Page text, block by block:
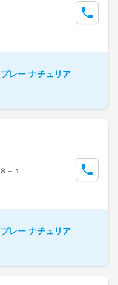
レー ナチュリア
－１
レー ナチュリア